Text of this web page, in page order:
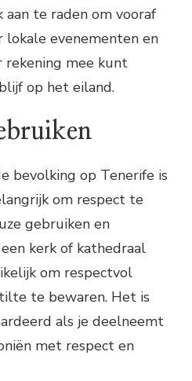
te raden om vooraf
lokale evenementen en
rekening mee kunt
op het eiland.
bevolking op Tenerife is
om respect te
gebruiken en
kerk of kathedraal
om respectvol
te bewaren. Het is
als je deelneemt
met respect en